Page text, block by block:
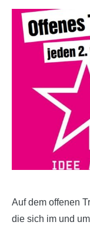
Auf dem offenen
die sich im und